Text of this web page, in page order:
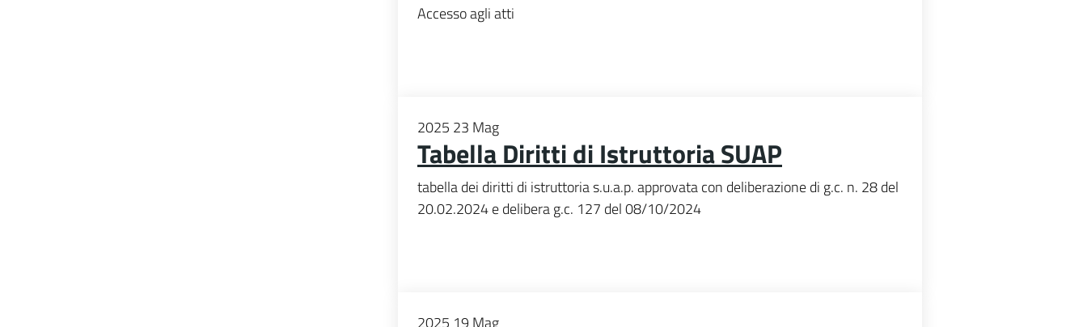
Accesso agli atti
2025 23 Mag
Tabella Diritti di Istruttoria SUAP
tabella dei diritti di istruttoria s.u.a.p. approvata con deliberazione di g.c. n. 28 del
20.02.2024 e delibera g.c. 127 del 08/10/2024
2025 19 Mag